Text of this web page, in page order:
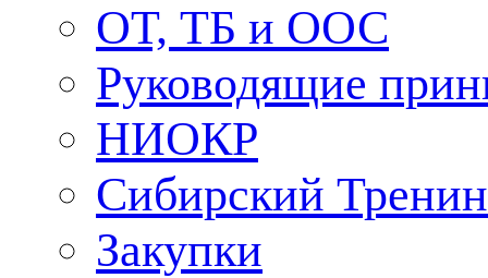
ОТ, ТБ и ООС
Руководящие
НИОКР
Сибирский
Закупки